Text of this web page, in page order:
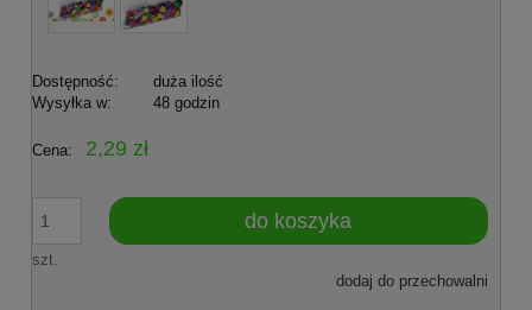
Dostępność:
duża ilość
Wysyłka w:
48 godzin
Cena: 2,29 zł
szt.
do koszyka
dodaj do przechowalni